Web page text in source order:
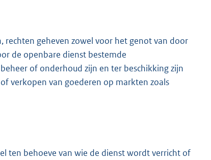
rechten geheven zowel voor het genot van door
de openbare dienst bestemde
of onderhoud zijn en ter beschikking zijn
verkopen van goederen op markten zoals
ten behoeve van wie de dienst wordt verricht of